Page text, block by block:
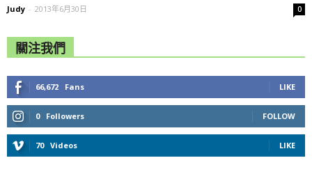
Judy - 2013年6月30日 0
關注我們
66,672 Fans LIKE
0 Followers FOLLOW
70 Videos LIKE